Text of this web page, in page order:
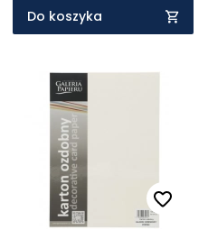
Do koszyka